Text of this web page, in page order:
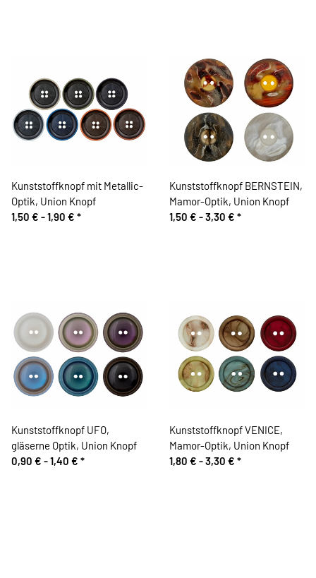
Kunststoffknopf mit Metallic-
Optik, Union Knopf
1,50 € -1,90 € *
Kunststoffknopf BERNSTEIN,
Mamor-Optik, Union Knopf
1,50 € -3,30 € *
Kunststoffknopf UFO,
gläserne Optik, Union Knopf
0,90 € -1,40 € *
Kunststoffknopf VENICE,
Mamor-Optik, Union Knopf
1,80 € -3,30 € *